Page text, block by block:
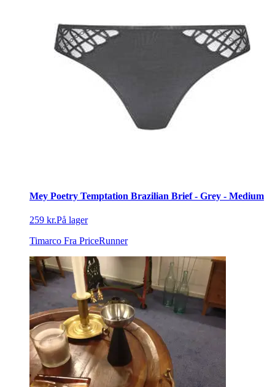
Mey Poetry Temptation Brazilian Brief - Grey - Medium
259 kr.På lager
Timarco Fra PriceRunner